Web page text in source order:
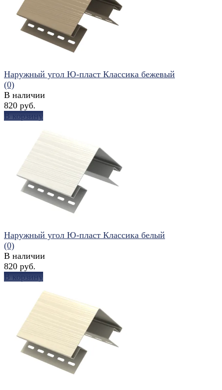
избранное
Наружный угол Ю-пласт Классика бежевый
(0)
В наличии
820 руб.
В корзину
избранное
Наружный угол Ю-пласт Классика белый
(0)
В наличии
820 руб.
В корзину